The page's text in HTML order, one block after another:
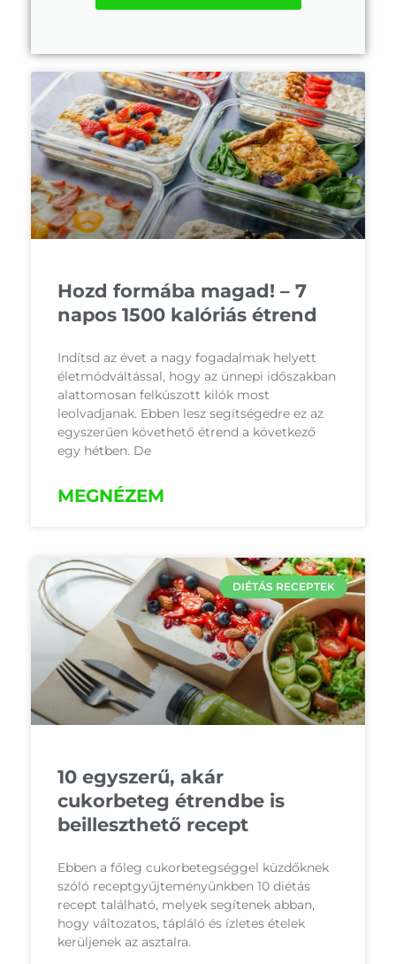
Hozd formába magad! – 7
napos 1500 kalóriás étrend
Indítsd az évet a nagy fogadalmak helyett
életmódváltással, hogy az ünnepi időszakban
alattomosan felkúszott kilók most
leolvadjanak. Ebben lesz segítségedre ez az
egyszerűen követhető étrend a következő
egy hétben. De
MEGNÉZEM
DIÉTÁS RECEPTEK
10 egyszerű, akár
cukorbeteg étrendbe is
beilleszthető recept
Ebben a főleg cukorbetegséggel küzdőknek
szóló receptgyűjteményünkben 10 diétás
recept található, melyek segítenek abban,
hogy változatos, tápláló és ízletes ételek
kerüljenek az asztalra.